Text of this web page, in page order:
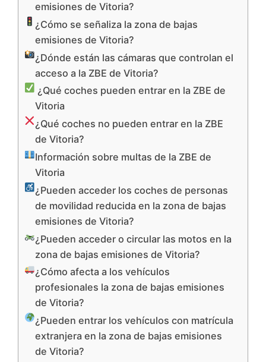
emisiones de Vitoria?
¿Cómo se señaliza la zona de bajas
emisiones de Vitoria?
¿Dónde están las cámaras que controlan el
acceso a la ZBE de Vitoria?
¿Qué coches pueden entrar en la ZBE de
Vitoria
¿Qué coches no pueden entrar en la ZBE
de Vitoria?
Información sobre multas de la ZBE de
Vitoria
¿Pueden acceder los coches de personas
de movilidad reducida en la zona de bajas
emisiones de Vitoria?
¿Pueden acceder o circular las motos en la
zona de bajas emisiones de Vitoria?
¿Cómo afecta a los vehículos
profesionales la zona de bajas emisiones
de Vitoria?
¿Pueden entrar los vehículos con matrícula
extranjera en la zona de bajas emisiones
de Vitoria?